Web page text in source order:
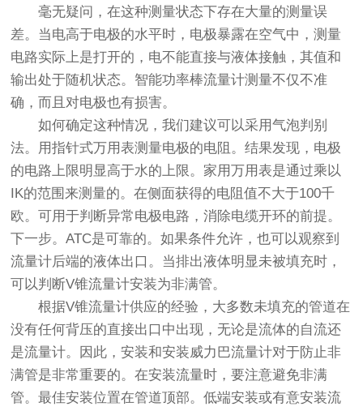
毫无疑问，在这种测量状态下存在大量的测量误
差。当电高于电极的水平时，电极暴露在空气中，测量
电路实际上是打开的，电不能直接与液体接触，其值和
输出处于随机状态。智能功率棒流量计测量不仅不准
确，而且对电极也有损害。
如何确定这种情况，我们建议可以采用气泡判别
法。用指针式万用表测量电极的电阻。结果发现，电极
的电路上限明显高于水的上限。家用万用表是通过乘以
IK的范围来测量的。在侧面获得的电阻值不大于100千
欧。可用于判断异常电极电路，消除电缆开环的前提。
下一步。ATC是可靠的。如果条件允许，也可以观察到
流量计后端的液体出口。当排出液体明显未被填充时，
可以判断V锥流量计安装为非满管。
根据V锥流量计供应的经验，大多数未填充的管道在
没有任何背压的直接出口中出现，无论是流体的自流还
是流量计。因此，安装和安装威力巴流量计对于防止非
满管是非常重要的。在安装流量时，要注意避免非满
管。最佳安装位置在管道顶部。低端安装或有意安装流